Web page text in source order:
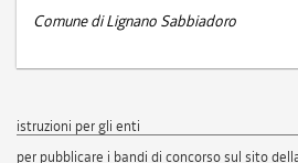
Comune di Lignano Sabbiadoro
istruzioni per gli enti
per pubblicare i bandi di concorso sul sito